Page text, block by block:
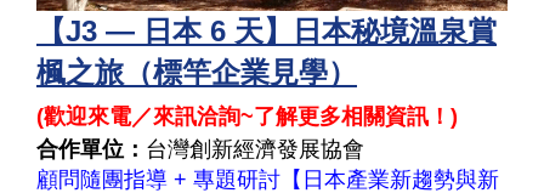
【J3 — 日本 6 天】日本秘境溫泉賞
楓之旅（標竿企業見學）
(歡迎來電／來訊洽詢~了解更多相關資訊！ )
合作單位： 台灣創新經濟發展協會
顧問隨團指導 + 專題研討【日本產業新趨勢與新